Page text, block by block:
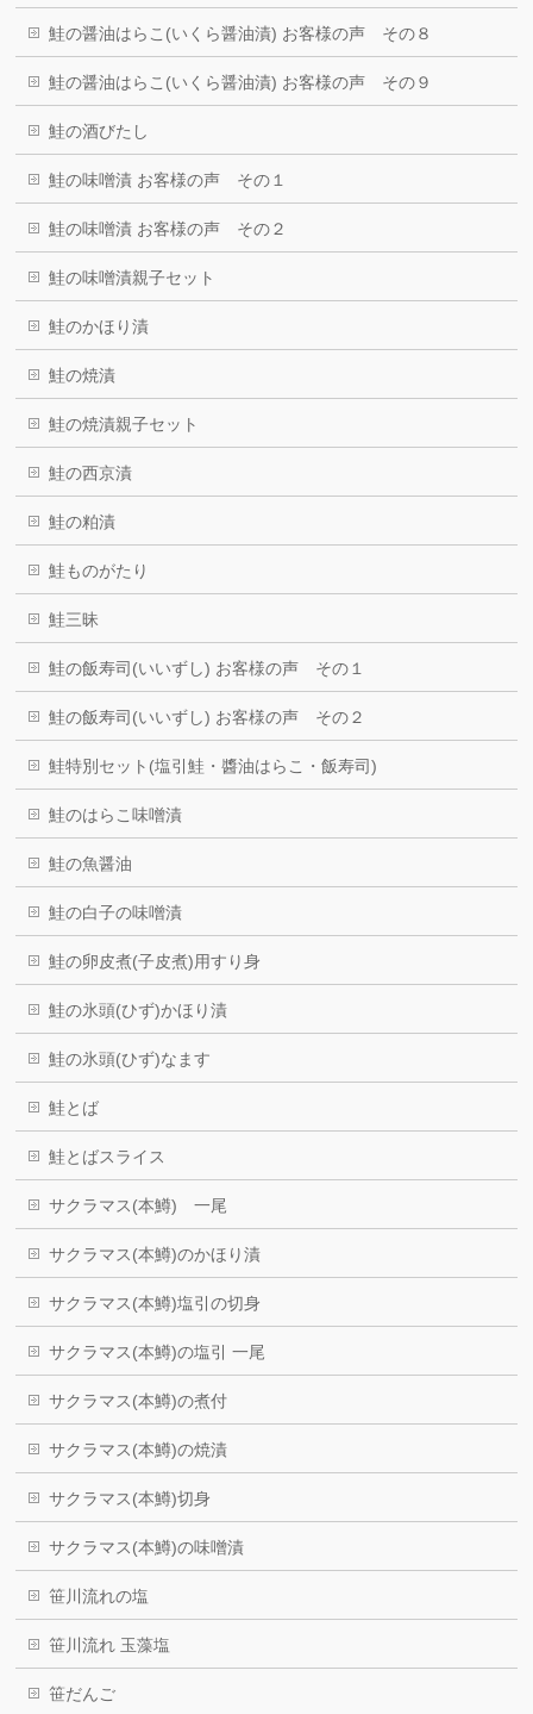
鮭の醤油はらこ(いくら醤油漬) お客様の声 その８
鮭の醤油はらこ(いくら醤油漬) お客様の声 その９
鮭の酒びたし
鮭の味噌漬 お客様の声 その１
鮭の味噌漬 お客様の声 その２
鮭の味噌漬親子セット
鮭のかほり漬
鮭の焼漬
鮭の焼漬親子セット
鮭の西京漬
鮭の粕漬
鮭ものがたり
鮭三昧
鮭の飯寿司(いいずし) お客様の声 その１
鮭の飯寿司(いいずし) お客様の声 その２
鮭特別セット(塩引鮭・醬油はらこ・飯寿司)
鮭のはらこ味噌漬
鮭の魚醤油
鮭の白子の味噌漬
鮭の卵皮煮(子皮煮)用すり身
鮭の氷頭(ひず)かほり漬
鮭の氷頭(ひず)なます
鮭とば
鮭とばスライス
サクラマス(本鱒) 一尾
サクラマス(本鱒)のかほり漬
サクラマス(本鱒)塩引の切身
サクラマス(本鱒)の塩引 一尾
サクラマス(本鱒)の煮付
サクラマス(本鱒)の焼漬
サクラマス(本鱒)切身
サクラマス(本鱒)の味噌漬
笹川流れの塩
笹川流れ 玉藻塩
笹だんご